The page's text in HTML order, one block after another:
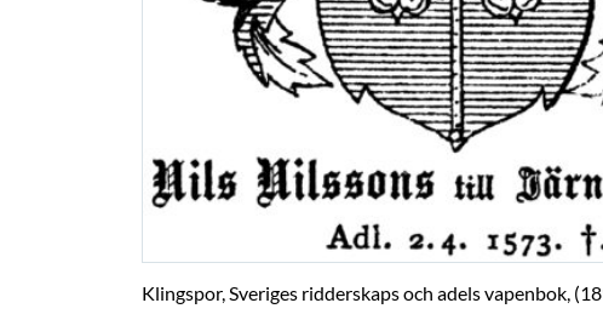
Klingspor, Sveriges ridderskaps och adels vapenbok,